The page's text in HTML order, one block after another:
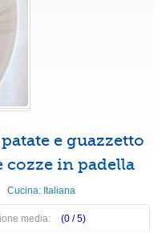
e guazzetto
cozze in padella
Cucina: Italiana
media: (0 /5)